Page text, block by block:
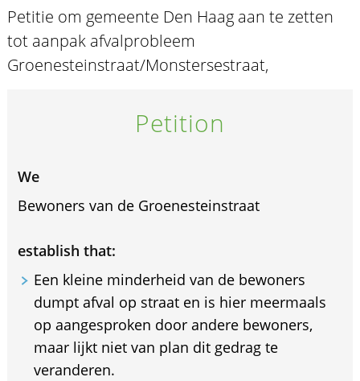
Petitie om gemeente Den Haag aan te zetten
tot aanpak afvalprobleem
Groenesteinstraat/Monstersestraat,
Petition
We
Bewoners van de Groenesteinstraat
establish that:
Een kleine minderheid van de bewoners
dumpt afval op straat en is hier meermaals
op aangesproken door andere bewoners,
maar lijkt niet van plan dit gedrag te
veranderen.